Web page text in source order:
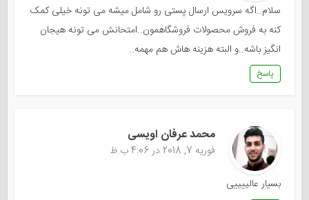
سلام..اگه سرویس ارسال پستی رو شامل میشه می تونه خیلی کمک
کنه به فروش محصولات فروشگاهمون..امتحانش می تونه هیجان
انگیز باشه..و البته هزینه هاش هم مهمه..
پاسخ
محمد عرفان اویسی
فوریه 7, 2018 در 4:06 ب.ظ
بسیار عالییییی